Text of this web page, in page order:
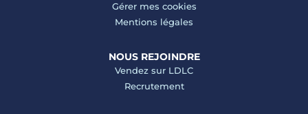
Gérer mes cookies
Mentions légales
NOUS REJOINDRE
Vendez sur LDLC
Recrutement